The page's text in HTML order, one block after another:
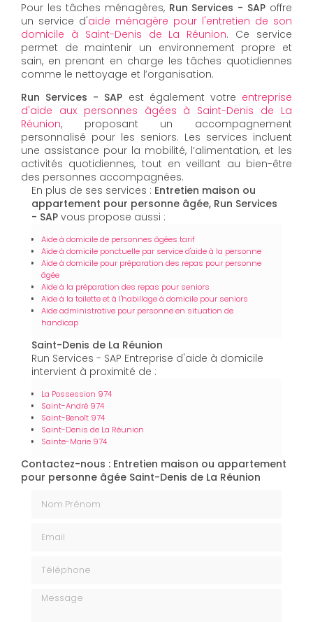
Pour les tâches ménagères, Run Services - SAP offre
un service d'aide ménagère pour l'entretien de son
domicile à Saint-Denis de La Réunion. Ce service
permet de maintenir un environnement propre et
sain, en prenant en charge les tâches quotidiennes
comme le nettoyage et l’organisation.
Run Services - SAP est également votre entreprise
d'aide aux personnes âgées à Saint-Denis de La
Réunion, proposant un accompagnement
personnalisé pour les seniors. Les services incluent
une assistance pour la mobilité, l’alimentation, et les
activités quotidiennes, tout en veillant au bien-être
des personnes accompagnées.
En plus de ses services : Entretien maison ou
appartement pour personne âgée, Run Services
- SAP vous propose aussi :
Aide à domicile de personnes âgées tarif
Aide à domicile ponctuelle par service d'aide à la personne
Aide à domicile pour préparation des repas pour personne
âgée
Aide à la préparation des repas pour seniors
Aide à la toilette et à l'habillage à domicile pour seniors
Aide administrative pour personne en situation de
handicap
Saint-Denis de La Réunion
Run Services - SAP Entreprise d'aide à domicile
intervient à proximité de :
La Possession 974
Saint-André 974
Saint-Benoît 974
Saint-Denis de La Réunion
Sainte-Marie 974
Contactez-nous : Entretien maison ou appartement
pour personne âgée Saint-Denis de La Réunion
Message